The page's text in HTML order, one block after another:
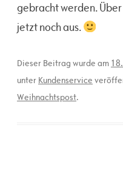
gebracht werden.
jetzt noch aus.
Dieser Beitrag wurde am
unter Kundenservice
Weihnachtspost.